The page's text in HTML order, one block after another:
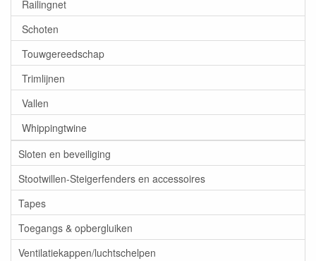
Railingnet
Schoten
Touwgereedschap
Trimlijnen
Vallen
Whippingtwine
Sloten en beveiliging
Stootwillen-Steigerfenders en accessoires
Tapes
Toegangs & opbergluiken
Ventilatiekappen/luchtschelpen